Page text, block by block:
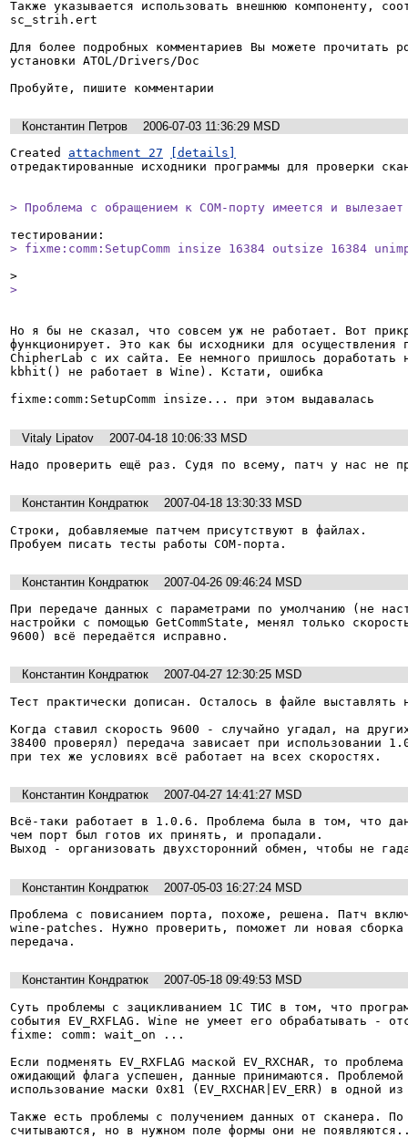
Также указывается использовать внешнюю компоненту,
sc_strih.ert
Для более подробных комментариев Вы можете
установки ATOL/Drivers/Doc
Пробуйте, пишите комментарии
Константин Петров
2006-07-03 11:36:29 MSD
Created attachment 27
[details]
отредактированные исходники программы для проверки
> Проблема с обращением к COM-порту имеется и
> fixme:comm:SetupComm insize 16384 outsize 16384
>
Но я бы не сказал, что совсем уж не работает. Вот
функционирует. Это как бы исходники для осуществления
ChipherLab с их сайта. Ее немного пришлось доработать
kbhit() не работает в Wine). Кстати, ошибка
fixme:comm:SetupComm insize... при этом выдавалась
Vitaly Lipatov
2007-04-18 10:06:33 MSD
Надо проверить ещё раз. Судя по всему, патч у нас не
Константин Кондратюк
2007-04-18 13:30:33 MSD
Строки, добавляемые патчем присутствуют в файлах.
Пробуем писать тесты работы COM-порта.
Константин Кондратюк
2007-04-26 09:46:24 MSD
При передаче данных с параметрами по умолчанию (не
настройки с помощью GetCommState, менял только
9600) всё передаётся исправно.
Константин Кондратюк
2007-04-27 12:30:25 MSD
Тест практически дописан. Осталось в файле выставлять
Когда ставил скорость 9600 - случайно угадал, на
38400 проверял) передача зависает при использовании
при тех же условиях всё работает на всех скоростях.
Константин Кондратюк
2007-04-27 14:41:27 MSD
Всё-таки работает в 1.0.6. Проблема была в том, что
чем порт был готов их принять, и пропадали.
Выход - организовать двухсторонний обмен, чтобы не
Константин Кондратюк
2007-05-03 16:27:24 MSD
Проблема с повисанием порта, похоже, решена. Патч
wine-patches. Нужно проверить, поможет ли новая
передача.
Константин Кондратюк
2007-05-18 09:49:53 MSD
Суть проблемы с зацикливанием 1С ТИС в том, что
события EV_RXFLAG. Wine не умеет его обрабатывать -
fixme: comm: wait_on ...
Если подменять EV_RXFLAG маской EV_RXCHAR, то
ожидающий флага успешен, данные принимаются. Проблемой
использование маски 0x81 (EV_RXCHAR|EV_ERR) в одной
Также есть проблемы с получением данных от сканера.
считываются, но в нужном поле формы они не